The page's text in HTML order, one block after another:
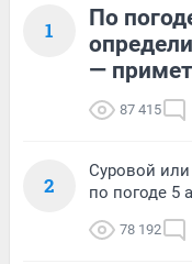
1
По
—
87 415
2
Суровой
по погоде 5
78 192